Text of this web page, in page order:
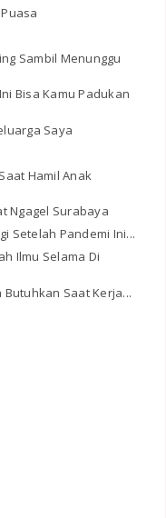
Sambil Menunggu
Bisa Kamu Padukan
Saya
Hamil Anak
Ngagel Surabaya
Setelah Pandemi Ini...
Ilmu Selama Di
Saat Kerja...